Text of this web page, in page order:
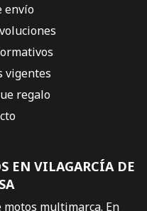
EN VILAGARCÍA DE
motos multimarca. En
envío
vigentes
regalo